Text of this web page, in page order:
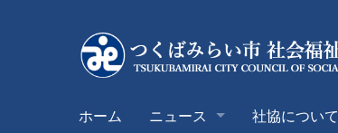
ホーム ニュース 社協について